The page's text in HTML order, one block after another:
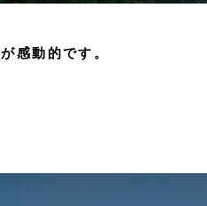
感動的です。